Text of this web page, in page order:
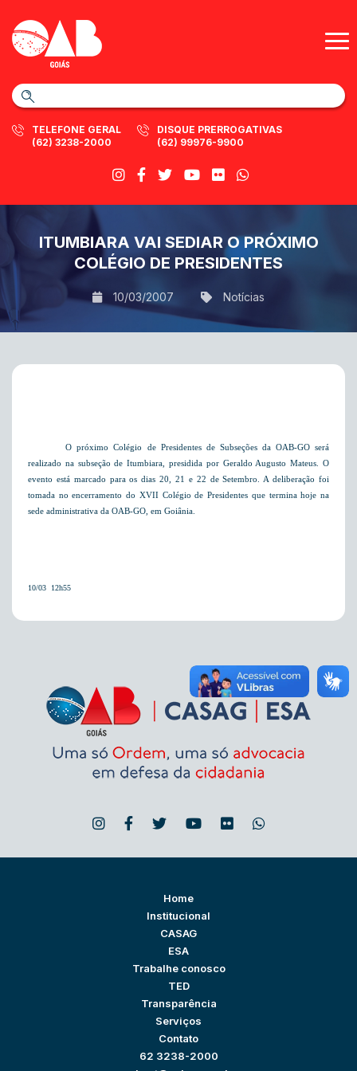
TELEFONE GERAL
(62) 3238-2000
DISQUE PRERROGATIVAS
(62) 99976-9900
ITUMBIARA VAI SEDIAR O PRÓXIMO
COLÉGIO DE PRESIDENTES
10/03/2007 Notícias
O próximo Colégio de Presidentes de Subseções da OAB-GO será
realizado na subseção de Itumbiara, presidida por Geraldo Augusto Mateus. O
evento está marcado para os dias 20, 21 e 22 de Setembro. A deliberação foi
tomada no encerramento do XVII Colégio de Presidentes que termina hoje na
sede administrativa da OAB-GO, em Goiânia.
10/03  12h55
Home
Institucional
CASAG
ESA
Trabalhe conosco
TED
Transparência
Serviços
Contato
62 3238-2000